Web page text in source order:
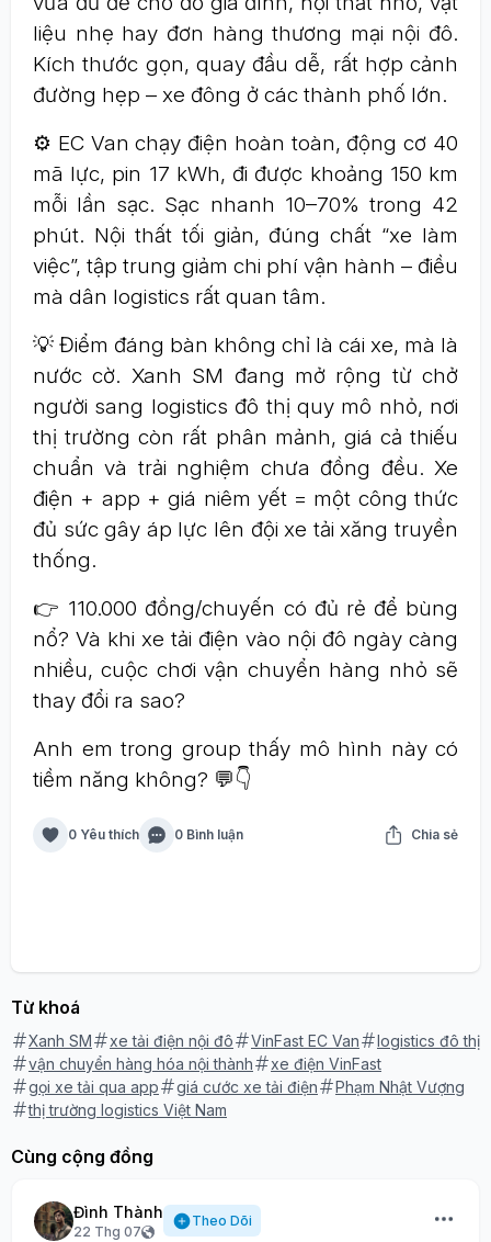
liệu nhẹ hay đơn hàng thương mại nội đô.
Kích thước gọn, quay đầu dễ, rất hợp cảnh
đường hẹp – xe đông ở các thành phố lớn.
⚙️ EC Van chạy điện hoàn toàn, động cơ 40
mã lực, pin 17 kWh, đi được khoảng 150 km
mỗi lần sạc. Sạc nhanh 10–70% trong 42
phút. Nội thất tối giản, đúng chất “xe làm
việc”, tập trung giảm chi phí vận hành – điều
mà dân logistics rất quan tâm.
💡 Điểm đáng bàn không chỉ là cái xe, mà là
nước cờ. Xanh SM đang mở rộng từ chở
người sang logistics đô thị quy mô nhỏ, nơi
thị trường còn rất phân mảnh, giá cả thiếu
chuẩn và trải nghiệm chưa đồng đều. Xe
điện + app + giá niêm yết = một công thức
đủ sức gây áp lực lên đội xe tải xăng truyền
thống.
👉 110.000 đồng/chuyến có đủ rẻ để bùng
nổ? Và khi xe tải điện vào nội đô ngày càng
nhiều, cuộc chơi vận chuyển hàng nhỏ sẽ
thay đổi ra sao?
Anh em trong group thấy mô hình này có
tiềm năng không? 💬👇
0 Yêu thích 0 Bình luận Chia sẻ
Từ khoá
Xanh SM xe tải điện nội đô VinFast EC Van
logistics đô thị
vận chuyển hàng hóa nội thành
xe điện VinFast
gọi xe tải qua app
giá cước xe tải điện
Phạm Nhật Vượng
thị trường logistics Việt Nam
Cùng cộng đồng
Đình Thành
22 Thg 07
Theo Dõi